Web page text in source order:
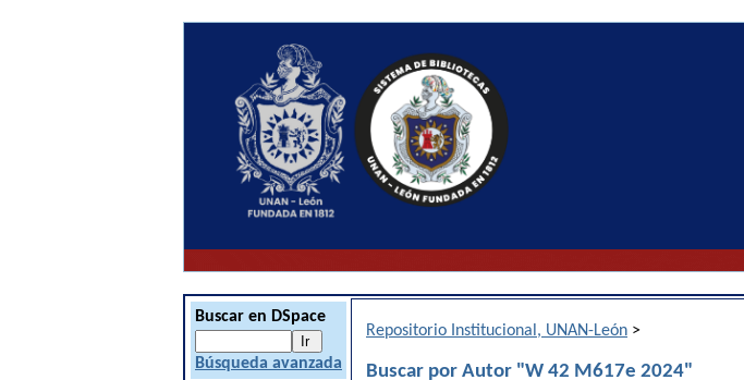
Buscar en DSpace
Búsqueda avanzada
Repositorio Institucional, UNAN-León >
Buscar por Autor "W 42 M617e 2024"